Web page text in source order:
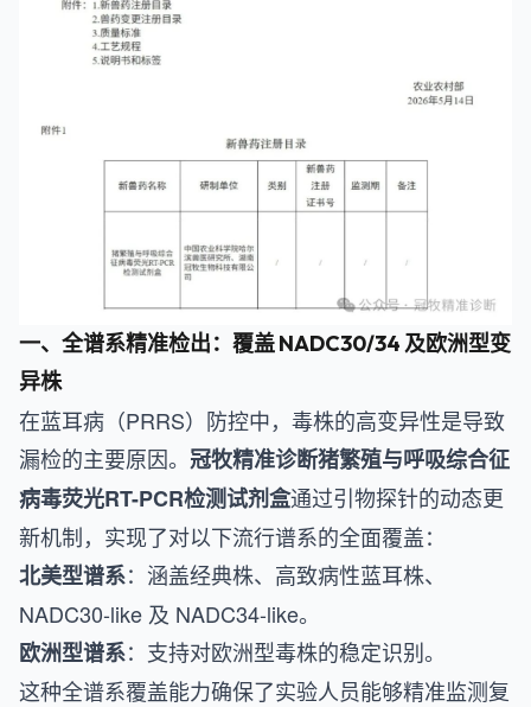
一、全谱系精准检出：覆盖 NADC30/34 及欧洲型变
异株
在蓝耳病（PRRS）防控中，毒株的高变异性是导致
漏检的主要原因。 冠牧精准诊断猪繁殖与呼吸综合征
病毒荧光RT-PCR检测试剂盒通过引物探针的动态更
新机制，实现了对以下流行谱系的全面覆盖：
北美型谱系：涵盖经典株、高致病性蓝耳株、
NADC30-like 及 NADC34-like。
欧洲型谱系：支持对欧洲型毒株的稳定识别。
这种全谱系覆盖能力确保了实验人员能够精准监测复